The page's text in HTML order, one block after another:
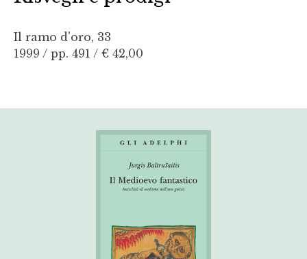
Il ramo d'oro, 33
1999 / pp. 491 / € 42,00